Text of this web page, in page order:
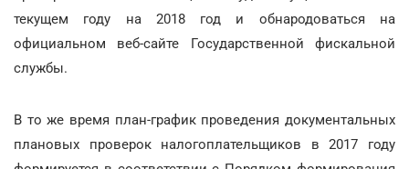
текущем году на 2018 год и обнародоваться на
официальном веб-сайте Государственной фискальной
службы.
В то же время план-график проведения документальных
плановых проверок налогоплательщиков в 2017 году